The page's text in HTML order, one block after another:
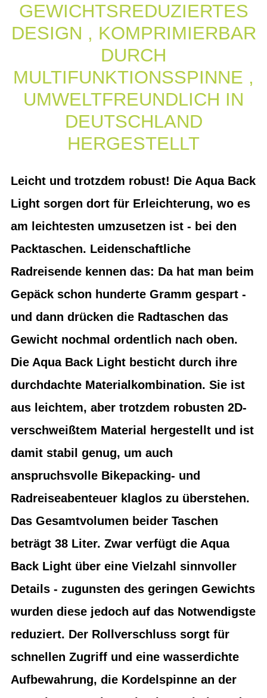
GEWICHTSREDUZIERTES
DESIGN , KOMPRIMIERBAR
DURCH
MULTIFUNKTIONSSPINNE ,
UMWELTFREUNDLICH IN
DEUTSCHLAND
HERGESTELLT
Leicht und trotzdem robust! Die Aqua Back
Light sorgen dort für Erleichterung, wo es
am leichtesten umzusetzen ist - bei den
Packtaschen. Leidenschaftliche
Radreisende kennen das: Da hat man beim
Gepäck schon hunderte Gramm gespart -
und dann drücken die Radtaschen das
Gewicht nochmal ordentlich nach oben.
Die Aqua Back Light besticht durch ihre
durchdachte Materialkombination. Sie ist
aus leichtem, aber trotzdem robusten 2D-
verschweißtem Material hergestellt und ist
damit stabil genug, um auch
anspruchsvolle Bikepacking- und
Radreiseabenteuer klaglos zu überstehen.
Das Gesamtvolumen beider Taschen
beträgt 38 Liter. Zwar verfügt die Aqua
Back Light über eine Vielzahl sinnvoller
Details - zugunsten des geringen Gewichts
wurden diese jedoch auf das Notwendigste
reduziert. Der Rollverschluss sorgt für
schnellen Zugriff und eine wasserdichte
Aufbewahrung, die Kordelspinne an der